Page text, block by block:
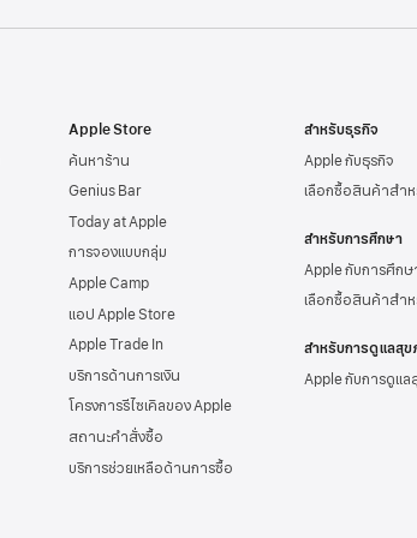
Apple Store
ค้นหาร้าน
Genius Bar
Today at Apple
การจองแบบกลุ่ม
Apple Camp
แอป Apple Store
Apple Trade In
บริการด้านการเงิน
โครงการรีไซเคิลของ Apple
สถานะคำสั่งซื้อ
บริการช่วยเหลือด้านการซื้อ
สำหรับธุรกิจ
Apple กับธุรกิจ
เลือกซื้อสินค้าสำ
สำหรับการศึกษา
Apple กับการศึกษ
เลือกซื้อสินค้าสำ
สำหรับการดูแลสุ
Apple กับการดูแล